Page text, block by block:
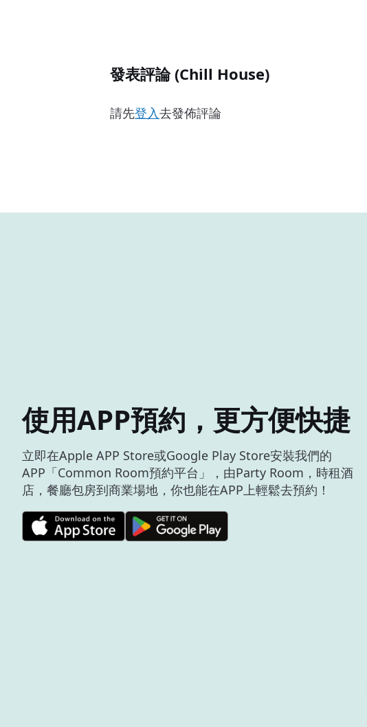
發表評論 (Chill House)
請先登入去發佈評論
使用APP預約，更方便快捷
立即在Apple APP Store或Google Play Store安裝我們的
APP「Common Room預約平台」，由Party Room，時租酒
店，餐廳包房到商業場地，你也能在APP上輕鬆去預約！